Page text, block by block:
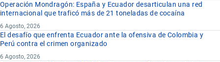
Operación Mondragón: España y Ecuador desarticulan una red
internacional que traficó más de 21 toneladas de cocaína
6 Agosto, 2026
El desafío que enfrenta Ecuador ante la ofensiva de Colombia y
Perú contra el crimen organizado
6 Agosto, 2026